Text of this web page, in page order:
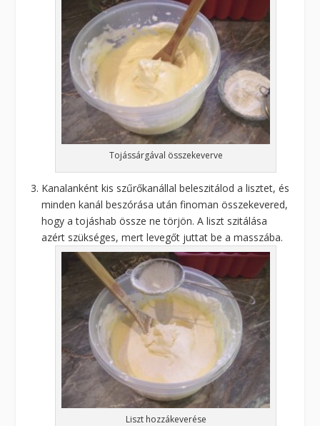
Tojássárgával összekeverve
Kanalanként kis szűrőkanállal beleszitálod a lisztet, és
minden kanál beszórása után finoman összekevered,
hogy a tojáshab össze ne törjön. A liszt szitálása
azért szükséges, mert levegőt juttat be a masszába.
Liszt hozzákeverése